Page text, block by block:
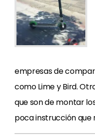
empresas de
como Lime y Bird.
que son de montar
poca instrucción que